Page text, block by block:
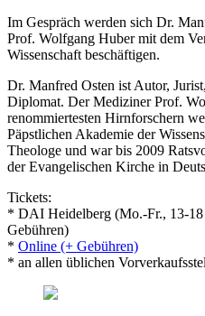
Im Gespräch werden sich Dr.
Prof. Wolfgang Huber mit dem
Wissenschaft beschäftigen.
Dr. Manfred Osten ist Autor,
Diplomat. Der Mediziner Prof.
renommiertesten Hirnforschern
Päpstlichen Akademie der
Theologe und war bis 2009
der Evangelischen Kirche in
Tickets:
* DAI Heidelberg (Mo.-Fr., 13-18
Gebühren)
* Online (+ Gebühren)
* an allen üblichen